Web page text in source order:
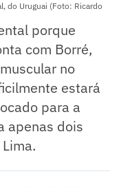
do Uruguai (Foto: Ricardo
porque
com Borré,
no
estará
para a
apenas dois